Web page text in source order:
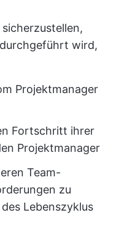
wird,
Projektmanager
Fortschritt ihrer
Projektmanager
Team-
zu
Lebenszyklus